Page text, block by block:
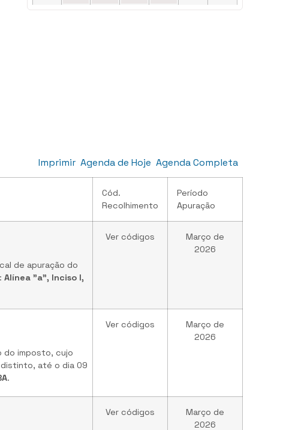
Agenda Completa
Agenda de Hoje
Imprimir
Cód.
Recolhimento
Período
Apuração
de apuração do
Alínea "a", Inciso I,
Ver códigos
Março de
2026
do imposto, cujo
até o dia 09
.
Ver códigos
Março de
2026
Ver códigos
Março de
2026